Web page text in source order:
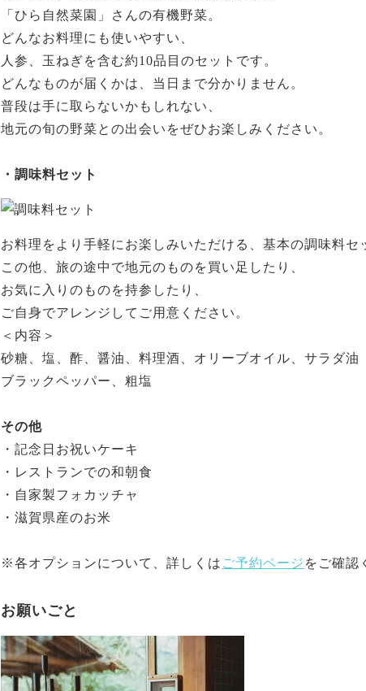
「ひら自然菜園」さんの有機野菜。
どんなお料理にも使いやすい、
人参、玉ねぎを含む約10品目のセットです。
どんなものが届くかは、当日まで分かりません。
普段は手に取らないかもしれない、
地元の旬の野菜との出会いをぜひお楽しみください。
・調味料セット
お料理をより手軽にお楽しみいただける、基本の調味料セ
この他、旅の途中で地元のものを買い足したり、
お気に入りのものを持参したり、
ご自身でアレンジしてご用意ください。
＜内容＞
砂糖、塩、酢、醤油、料理酒、オリーブオイル、サラダ油
ブラックペッパー、粗塩
その他
・記念日お祝いケーキ
・レストランでの和朝食
・自家製フォカッチャ
・滋賀県産のお米
※各オプションについて、詳しくは ご予約ページ をご確認
お願いごと